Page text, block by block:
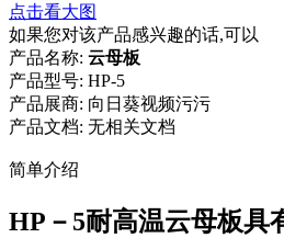
点击看大图
如果您对该产品感兴趣的话,可以
产品名称: 云母板
产品型号: HP-5
产品展商: 向日葵视频污污
产品文档: 无相关文档
简单介绍
HP－5耐高温云母板具